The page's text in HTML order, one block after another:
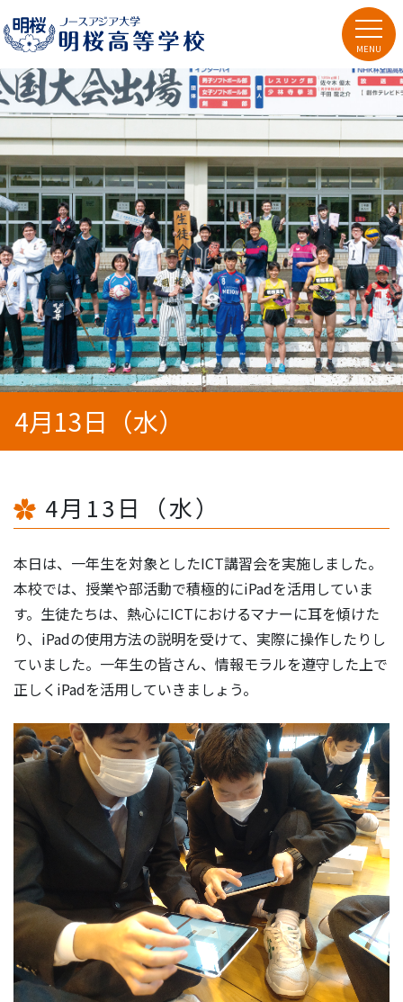
4月13日（水）
4月13日（水）
本日は、一年生を対象としたICT講習会を実施しました。
本校では、授業や部活動で積極的にiPadを活用していま
す。生徒たちは、熱心にICTにおけるマナーに耳を傾けた
り、iPadの使用方法の説明を受けて、実際に操作したりし
ていました。一年生の皆さん、情報モラルを遵守した上で
正しくiPadを活用していきましょう。